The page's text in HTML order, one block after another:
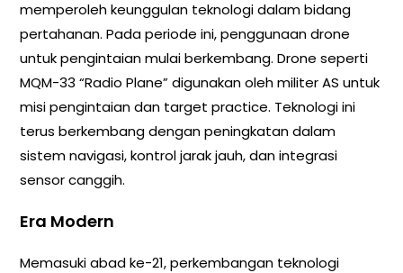
memperoleh keunggulan teknologi dalam bidang
pertahanan. Pada periode ini, penggunaan drone
untuk pengintaian mulai berkembang. Drone seperti
MQM-33 “Radio Plane” digunakan oleh militer AS untuk
misi pengintaian dan target practice. Teknologi ini
terus berkembang dengan peningkatan dalam
sistem navigasi, kontrol jarak jauh, dan integrasi
sensor canggih.
Era Modern
Memasuki abad ke-21, perkembangan teknologi